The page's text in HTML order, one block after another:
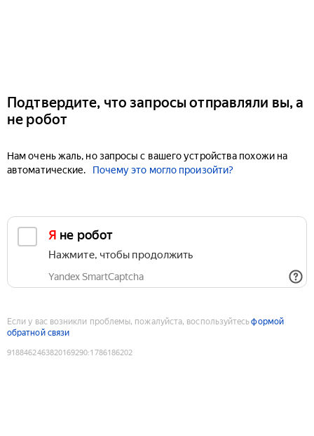
Подтвердите, что запросы отправляли вы, а
не робот
Нам очень жаль, но запросы с вашего устройства похожи на
автоматические.
Почему это могло произойти?
Я не робот
Нажмите, чтобы продолжить
Yandex SmartCaptcha
Если у вас возникли проблемы, пожалуйста, воспользуйтесьформой
обратной связи
9188462463820169290:1786186202